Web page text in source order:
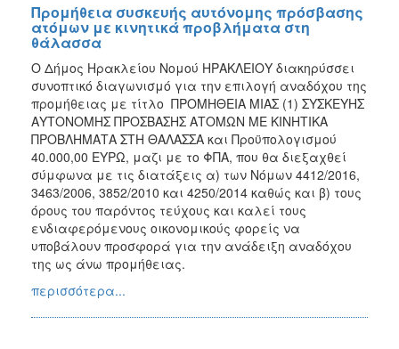
2022
2021
2020
2019
2018
2017
2016
2015
2013
Προμήθεια συσκευής αυτόνομης πρόσβασης
ατόμων με κινητικά προβλήματα στη
θάλασσα
Ο Δήμος Ηρακλείου Νομού ΗΡΑΚΛΕΙΟΥ διακηρύσσει
συνοπτικό διαγωνισμό για την επιλογή αναδόχου της
προμήθειας με τίτλο ΠΡΟΜΗΘΕΙΑ ΜΙΑΣ (1) ΣΥΣΚΕΥΗΣ
ΑΥΤΟΝΟΜΗΣ ΠΡΟΣΒΑΣΗΣ ΑΤΟΜΩΝ ΜΕ ΚΙΝΗΤΙΚΑ
ΠΡΟΒΛΗΜΑΤΑ ΣΤΗ ΘΑΛΑΣΣΑ και Προϋπολογισμού
40.000,00 ΕΥΡΩ, μαζι με το ΦΠΑ, που θα διεξαχθεί
σύμφωνα με τις διατάξεις α) των Νόμων 4412/2016,
3463/2006, 3852/2010 και 4250/2014 καθώς και β) τους
όρους του παρόντος τεύχους και καλεί τους
ενδιαφερόμενους οικονομικούς φορείς να
υποβάλουν προσφορά για την ανάδειξη αναδόχου
της ως άνω προμήθειας.
περισσότερα...